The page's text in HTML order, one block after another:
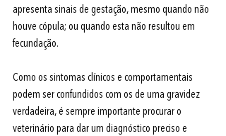
apresenta sinais de gestação, mesmo quando não
houve cópula; ou quando esta não resultou em
fecundação.
Como os sintomas clínicos e comportamentais
podem ser confundidos com os de uma gravidez
verdadeira, é sempre importante procurar o
veterinário para dar um diagnóstico preciso e